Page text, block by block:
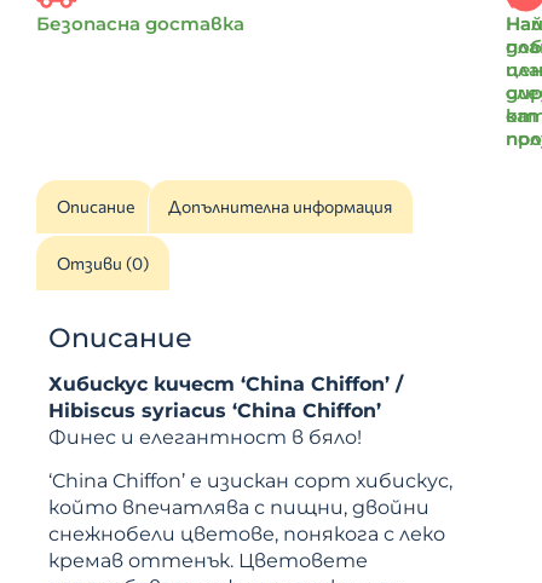
Безопасна доставка
от
Описание Допълнителна информация
Отзиви (0)
Описание
Хибискус кичест ‘China Chiffon’ /
Hibiscus syriacus ‘China Chiffon’
Финес и елегантност в бяло!
‘China Chiffon’ е изискан сорт хибискус,
който впечатлява с пищни, двойни
снежнобели цветове, понякога с леко
кремав оттенък. Цветовете